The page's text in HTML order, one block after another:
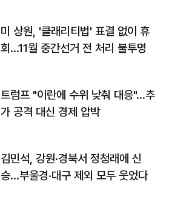
미 상원, '클래리티법' 표결 없이 휴
회…11월 중간선거 전 처리 불투명
트럼프 "이란에 수위 낮춰 대응"…추
가 공격 대신 경제 압박
김민석, 강원·경북서 정청래에 신
승…부울경·대구 제외 모두 웃었다